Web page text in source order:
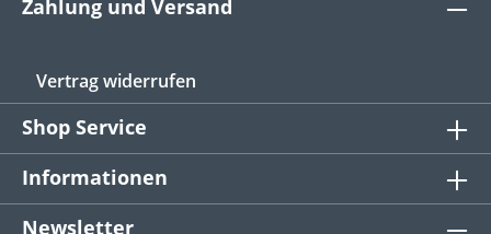
Zahlung und Versand
Vertrag widerrufen
Shop Service
Informationen
Newsletter